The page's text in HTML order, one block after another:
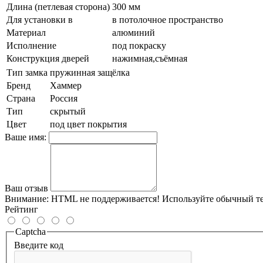
Длина (петлевая сторона) 300 мм
Для установки в
в потолочное пространство
Материал
алюминий
Исполнение
под покраску
Конструкция дверей
нажимная,съёмная
Тип замка пружинная защёлка
Бренд
Хаммер
Страна
Россия
Тип
скрытый
Цвет
под цвет покрытия
Ваше имя:
Ваш отзыв
Внимание: HTML не поддерживается! Используйте обычный
Рейтинг
Captcha
Введите код